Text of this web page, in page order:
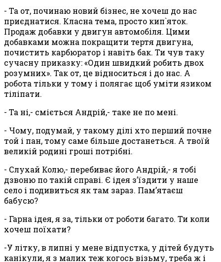
- Та от, починаю новий бізнес, не хочеш до нас
приєднатися. Класна тема, просто кип`яток.
Продаж добавки у двигун автомобіля. Цими
добавками можна покращити тертя двигуна,
почистить карбюратор і навіть бак. Ти чув таку
сучасну приказку: «Один швидкий робить двох
розумних». Так от, це відноситься і до нас. А
робота тільки у тому і полягає щоб уміти язиком
тіліпати.
- Та ні,- сміється Андрій,- таке не по мені.
- Чому, подумай, у такому ділі хто перший почне
той і пан, тому саме більше достанеться. А твоїй
великій родині гроші потрібні.
- Слухай Колю,- перебиває його Андрій,- я тобі
дзвоню по такій справі. Є ідея з’їздити у наше
село і подивиться як там зараз. Пам’ятаєш
бабусю?
- Гарна ідея, я за, тільки от роботи багато. Ти коли
хочеш поїхати?
-У літку, в липні у мене відпустка, у дітей будуть
канікули, я з малих теж когось візьму, треба ж і